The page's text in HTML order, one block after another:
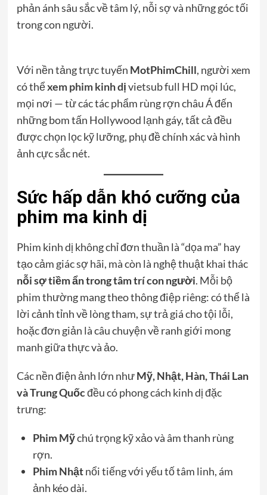
phản ánh sâu sắc về tâm lý, nỗi sợ và những góc tối
trong con người.
Với nền tảng trực tuyến MotPhimChill, người xem
có thểxem phim kinh dịvietsub full HD mọi lúc,
mọi nơi — từ các tác phẩm rùng rợn châu Á đến
những bom tấn Hollywood lạnh gáy, tất cả đều
được chọn lọc kỹ lưỡng, phụ đề chính xác và hình
ảnh cực sắc nét.
Sức hấp dẫn khó cưỡng của
phim ma kinh dị
Phim kinh dị không chỉ đơn thuần là “dọa ma” hay
tạo cảm giác sợ hãi, mà còn là nghệ thuật khai thác
nỗi sợ tiềm ẩn trong tâm trí con người. Mỗi bộ
phim thường mang theo thông điệp riêng: có thể là
lời cảnh tỉnh về lòng tham, sự trả giá cho tội lỗi,
hoặc đơn giản là câu chuyện về ranh giới mong
manh giữa thực và ảo.
Các nền điện ảnh lớn nhưMỹ, Nhật, Hàn, Thái Lan
và Trung Quốcđều có phong cách kinh dị đặc
trưng:
Phim Mỹchú trọng kỹ xảo và âm thanh rùng
rợn.
Phim Nhậtnổi tiếng với yếu tố tâm linh, ám
ảnh kéo dài.